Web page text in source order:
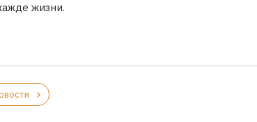
жизни.